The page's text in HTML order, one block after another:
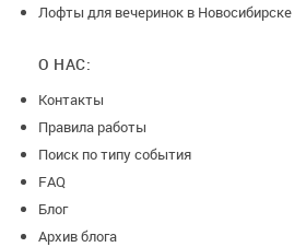
Лофты для вечеринок в Новосибирске
О НАС:
Контакты
Правила работы
Поиск по типу события
FAQ
Блог
Архив блога